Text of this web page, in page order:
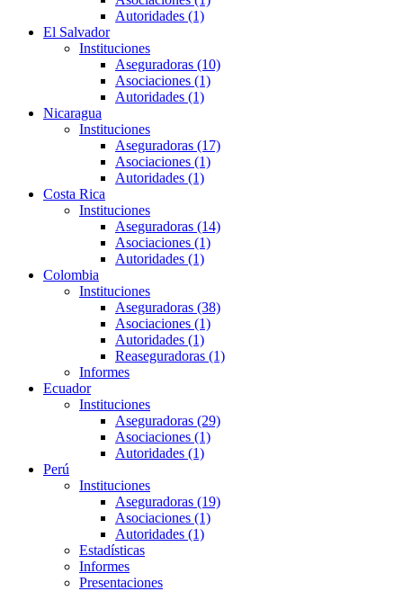
Autoridades (1)
El Salvador
Instituciones
Aseguradoras (10)
Asociaciones (1)
Autoridades (1)
Nicaragua
Instituciones
Aseguradoras (17)
Asociaciones (1)
Autoridades (1)
Costa Rica
Instituciones
Aseguradoras (14)
Asociaciones (1)
Autoridades (1)
Colombia
Instituciones
Aseguradoras (38)
Asociaciones (1)
Autoridades (1)
Reaseguradoras (1)
Informes
Ecuador
Instituciones
Aseguradoras (29)
Asociaciones (1)
Autoridades (1)
Perú
Instituciones
Aseguradoras (19)
Asociaciones (1)
Autoridades (1)
Estadísticas
Informes
Presentaciones